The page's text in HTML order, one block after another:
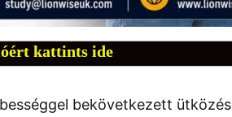
kattints ide
bekövetkezett ütközés